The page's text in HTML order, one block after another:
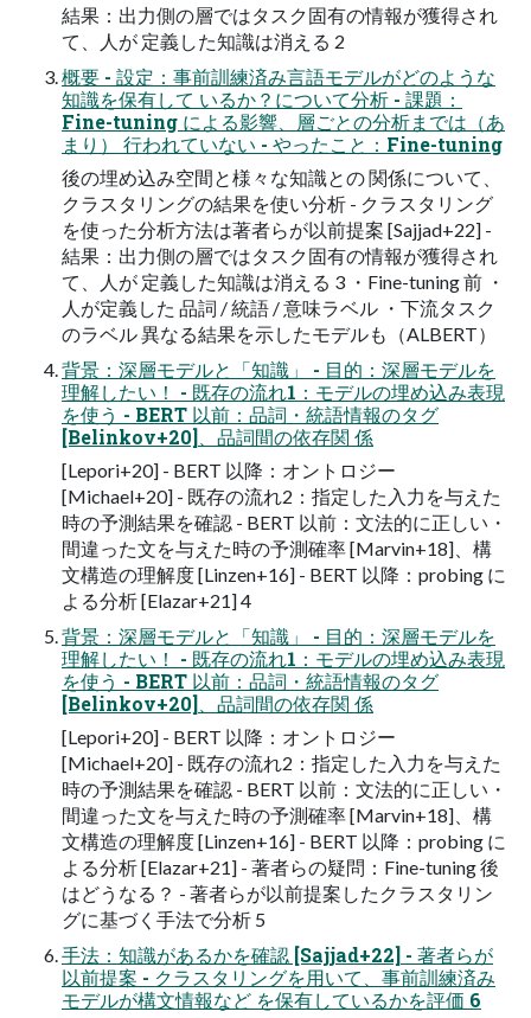
結果：出力側の層ではタスク固有の情報が獲得され
て、人が 定義した知識は消える 2
概要 - 設定：事前訓練済み言語モデルがどのような
知識を保有して いるか？について分析 - 課題：
Fine-tuning による影響、層ごとの分析までは（あ
まり） 行われていない - やったこと：Fine-tuning
後の埋め込み空間と様々な知識との 関係について、
クラスタリングの結果を使い分析 - クラスタリング
を使った分析方法は著者らが以前提案 [Sajjad+22] -
結果：出力側の層ではタスク固有の情報が獲得され
て、人が 定義した知識は消える 3 ・Fine-tuning 前 ・
人が定義した 品詞 / 統語 / 意味ラベル ・下流タスク
のラベル 異なる結果を示したモデルも（ALBERT）
背景：深層モデルと「知識」 - 目的：深層モデルを
理解したい！ - 既存の流れ1：モデルの埋め込み表現
を使う - BERT 以前：品詞・統語情報のタグ
[Belinkov+20]、品詞間の依存関 係
[Lepori+20] - BERT 以降：オントロジー
[Michael+20] - 既存の流れ2：指定した入力を与えた
時の予測結果を確認 - BERT 以前：文法的に正しい・
間違った文を与えた時の予測確率 [Marvin+18]、構
文構造の理解度 [Linzen+16] - BERT 以降：probing に
よる分析 [Elazar+21] 4
背景：深層モデルと「知識」 - 目的：深層モデルを
理解したい！ - 既存の流れ1：モデルの埋め込み表現
を使う - BERT 以前：品詞・統語情報のタグ
[Belinkov+20]、品詞間の依存関 係
[Lepori+20] - BERT 以降：オントロジー
[Michael+20] - 既存の流れ2：指定した入力を与えた
時の予測結果を確認 - BERT 以前：文法的に正しい・
間違った文を与えた時の予測確率 [Marvin+18]、構
文構造の理解度 [Linzen+16] - BERT 以降：probing に
よる分析 [Elazar+21] - 著者らの疑問：Fine-tuning 後
はどうなる？ - 著者らが以前提案したクラスタリン
グに基づく手法で分析 5
手法：知識があるかを確認 [Sajjad+22] - 著者らが
以前提案 - クラスタリングを用いて、事前訓練済み
モデルが構文情報など を保有しているかを評価 6